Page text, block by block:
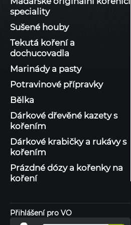
speciality
Sušené houby
Tekutá koření a
dochucovadla
Marinády a pasty
Potravinové přípravky
Bělka
Dárkové dřevěné kazety s
kořením
Dárkové krabičky a rukávy s
kořením
Prázdné dózy a kořenky na
koření
Přihlášení pro VO